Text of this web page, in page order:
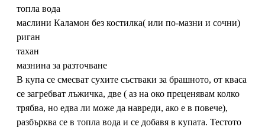
топла вода
маслини Каламон без костилка( или по-мазни и сочни)
риган
тахан
мазнина за разточване
В купа се смесват сухите състваки за брашното, от кваса
се загребват лъжичка, две ( аз на око преценявам колко
трябва, но едва ли може да навреди, ако е в повече),
разбърква се в топла вода и се добавя в купата. Тестото